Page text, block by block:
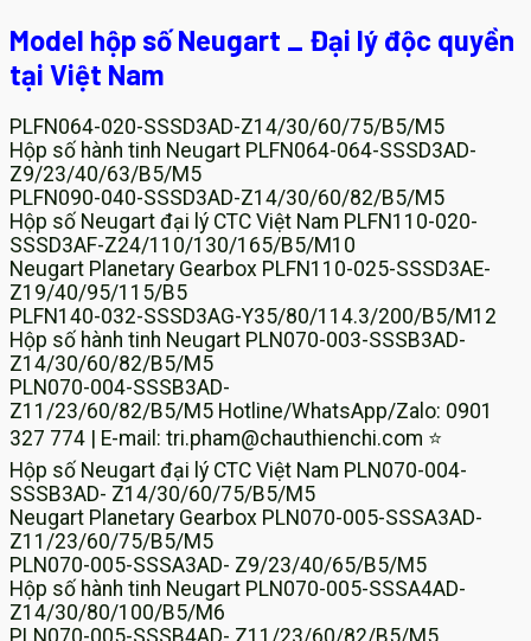
Model hộp số Neugart _ Đại lý độc quyền
tại Việt Nam
PLFN064-020-SSSD3AD-Z14/30/60/75/B5/M5
Hộp số hành tinh Neugart PLFN064-064-SSSD3AD-
Z9/23/40/63/B5/M5
PLFN090-040-SSSD3AD-Z14/30/60/82/B5/M5
Hộp số Neugart đại lý CTC Việt Nam PLFN110-020-
SSSD3AF-Z24/110/130/165/B5/M10
Neugart Planetary Gearbox PLFN110-025-SSSD3AE-
Z19/40/95/115/B5
PLFN140-032-SSSD3AG-Y35/80/114.3/200/B5/M12
Hộp số hành tinh Neugart PLN070-003-SSSB3AD-
Z14/30/60/82/B5/M5
PLN070-004-SSSB3AD-
Z11/23/60/82/B5/M5 Hotline/WhatsApp/Zalo: 0901
327 774 | E-mail: tri.pham@chauthienchi.com ⭐
Hộp số Neugart đại lý CTC Việt Nam PLN070-004-
SSSB3AD- Z14/30/60/75/B5/M5
Neugart Planetary Gearbox PLN070-005-SSSA3AD-
Z11/23/60/75/B5/M5
PLN070-005-SSSA3AD- Z9/23/40/65/B5/M5
Hộp số hành tinh Neugart PLN070-005-SSSA4AD-
Z14/30/80/100/B5/M6
PLN070-005-SSSB4AD- Z11/23/60/82/B5/M5